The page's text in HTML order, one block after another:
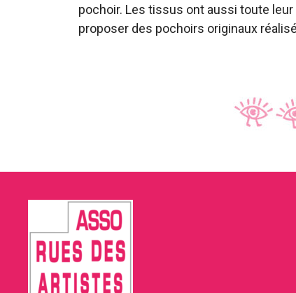
pochoir. Les tissus ont aussi toute
proposer des pochoirs originaux